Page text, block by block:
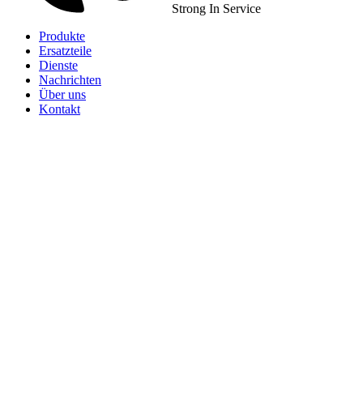
Strong In Service
Produkte
Ersatzteile
Dienste
Nachrichten
Über uns
Kontakt